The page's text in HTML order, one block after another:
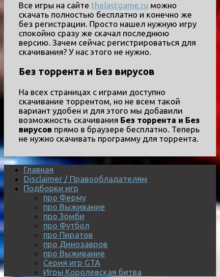
Все игры на сайте thelastgame.ru можно
скачать полностью бесплатно и конечно же
без регистрации. Просто нашел нужную игру
спокойно сразу же скачал последнюю
версию. Зачем сейчас регистрироваться для
скачивания? У нас этого не нужно.
Без торрента и Без вирусов
На всех страницах с играми доступно
скачивание торрентом, но не всем такой
вариант удобен и для этого мы добавили
возможность скачивания Без торрента и Без
вирусов прямо в браузере бесплатно. Теперь
не нужно скачивать программу для торрента.
Главная
Disclaimer / Правообладателям
Подборки игр
про Ферму
про Выживание
про Зомби
про Футбол
про Пиратов
про Динозавров
про Выживание
Серия игр GTA
Игры Королевская битва